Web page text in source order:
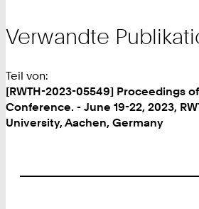
Verwandte
Teil von:
[RWTH-2023-05549] Proceedings
Conference. - June 19-22, 2023,
University, Aachen, Germany